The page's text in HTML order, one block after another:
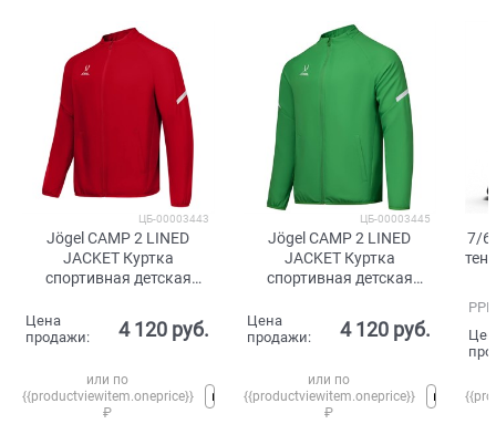
ЦБ-00003443
Jögel CAMP 2 LINED
JACKET Куртка
спортивная детская
Цена
продажи:
4 120 руб.
или по
{{productviewitem.oneprice}}
₽
ЦБ-00003445
Jögel CAMP 2 LINED
JACKET Куртка
спортивная детская
Цена
продажи:
4 120 руб.
или по
{{productviewitem.oneprice}}
₽
7/6